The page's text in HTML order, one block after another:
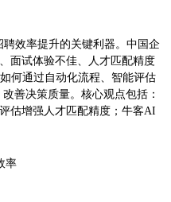
聘效率提升的关键利器。中国企
面试体验不佳、人才匹配精度
何通过自动化流程、智能评估
善决策质量。核心观点包括：
估增强人才匹配精度；牛客AI